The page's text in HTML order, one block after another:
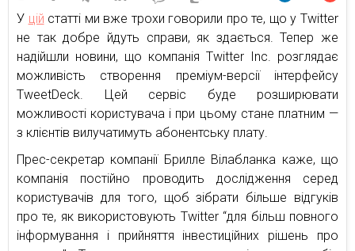
У цій статті ми вже трохи говорили про те, що у Twitter
не так добре йдуть справи, як здається. Тепер же
надійшли новини, що компанія Twitter Inc. розглядає
можливість створення преміум-версії інтерфейсу
TweetDeck. Цей сервіс буде розширювати
можливості користувача і при цьому стане платним —
з клієнтів вилучатимуть абонентську плату.
Прес-секретар компанії Брилле Вілабланка каже, що
компанія постійно проводить дослідження серед
користувачів для того, щоб зібрати більше відгуків
про те, як використовують Twitter “для більш повного
інформування і прийняття інвестиційних рішень про